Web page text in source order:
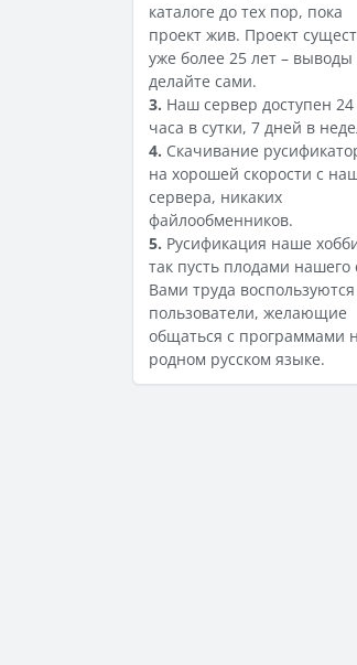
каталоге до тех пор, пока
проект жив. Проект
уже более 25 лет – выводы
делайте сами.
3. Наш сервер доступен 24
часа в сутки, 7 дней в
4. Скачивание
на хорошей скорости с
сервера, никаких
файлообменников.
5. Русификация наше
так пусть плодами нашего
Вами труда воспользуются
пользователи, желающие
общаться с программами
родном русском языке.